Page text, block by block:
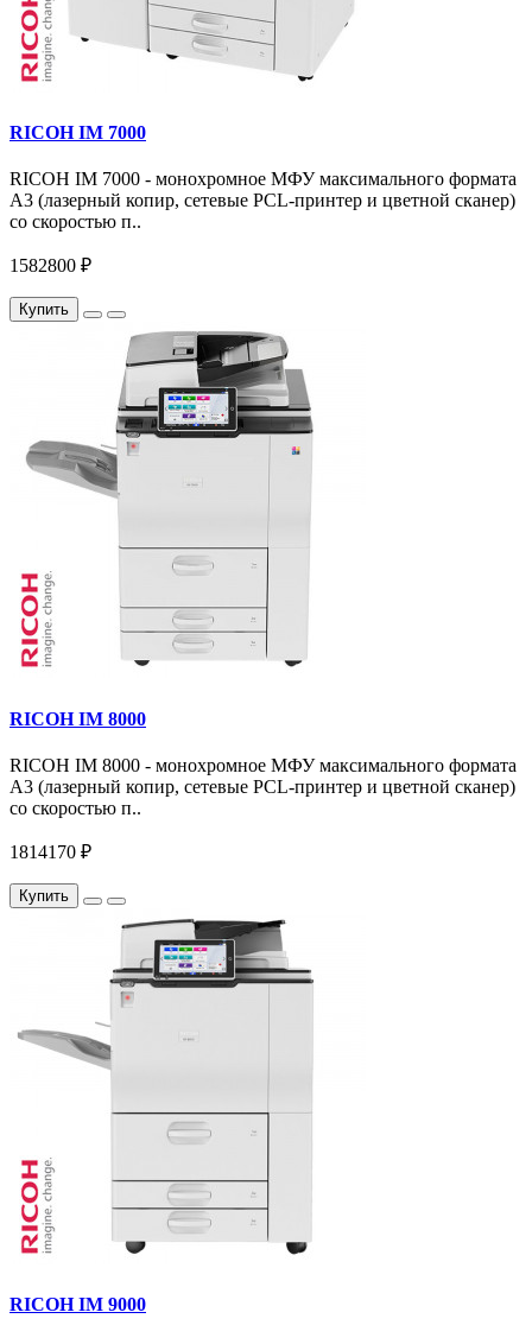
RICOH IM 7000
RICOH IM 7000 - монохромное МФУ максимального формата
А3 (лазерный копир, сетевые PCL-принтер и цветной сканер)
со скоростью п..
1582800 ₽
Купить
RICOH IM 8000
RICOH IM 8000 - монохромное МФУ максимального формата
А3 (лазерный копир, сетевые PCL-принтер и цветной сканер)
со скоростью п..
1814170 ₽
Купить
RICOH IM 9000